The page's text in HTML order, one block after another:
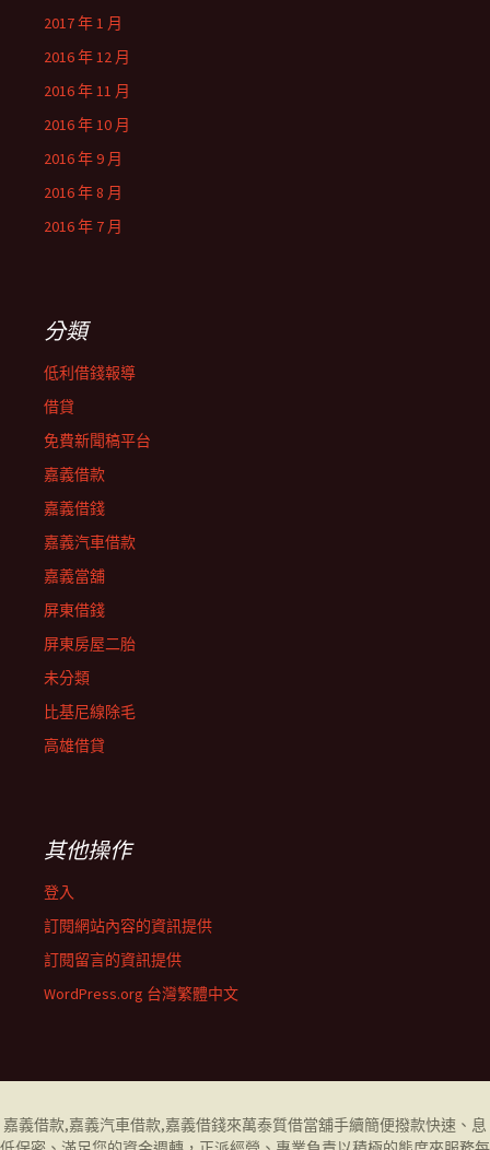
2017 年 1 月
2016 年 12 月
2016 年 11 月
2016 年 10 月
2016 年 9 月
2016 年 8 月
2016 年 7 月
分類
低利借錢報導
借貸
免費新聞稿平台
嘉義借款
嘉義借錢
嘉義汽車借款
嘉義當舖
屏東借錢
屏東房屋二胎
未分類
比基尼線除毛
高雄借貸
其他操作
登入
訂閱網站內容的資訊提供
訂閱留言的資訊提供
WordPress.org 台灣繁體中文
嘉義借款,嘉義汽車借款,嘉義借錢來萬泰質借當舖手續簡便撥款快速、息